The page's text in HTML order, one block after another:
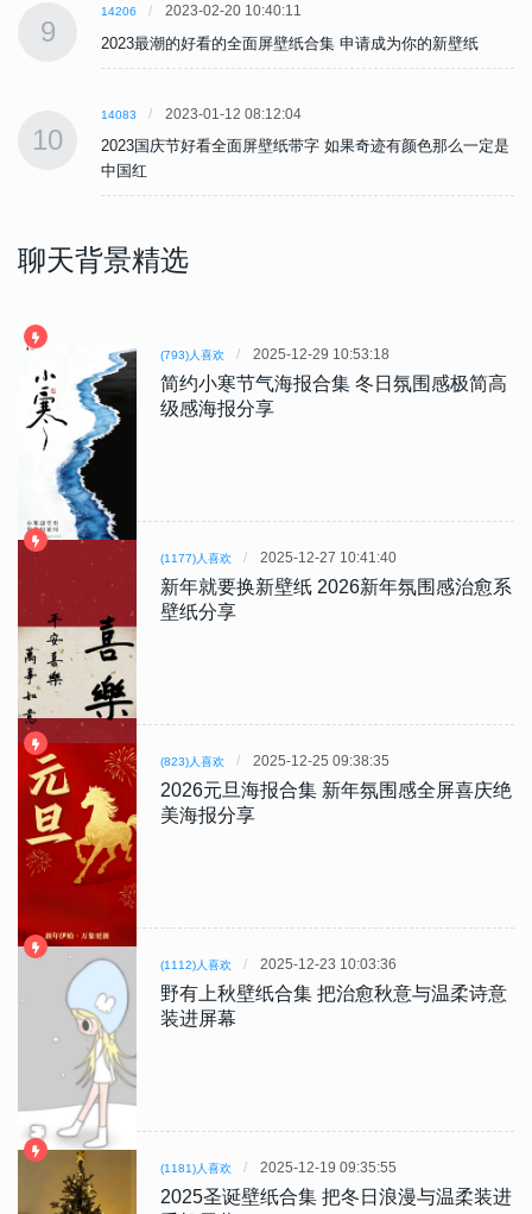
9
14206 2023-02-20 10:40:11
2023最潮的好看的全面屏壁纸合集 申请成为你的新壁纸
10
14083 2023-01-12 08:12:04
2023国庆节好看全面屏壁纸带字 如果奇迹有颜色那么一定是
中国红
聊天背景精选
(793)人喜欢 2025-12-29 10:53:18
简约小寒节气海报合集 冬日氛围感极简高
级感海报分享
(1177)人喜欢 2025-12-27 10:41:40
新年就要换新壁纸 2026新年氛围感治愈系
壁纸分享
(823)人喜欢 2025-12-25 09:38:35
2026元旦海报合集 新年氛围感全屏喜庆绝
美海报分享
(1112)人喜欢 2025-12-23 10:03:36
野有上秋壁纸合集 把治愈秋意与温柔诗意
装进屏幕
(1181)人喜欢 2025-12-19 09:35:55
2025圣诞壁纸合集 把冬日浪漫与温柔装进